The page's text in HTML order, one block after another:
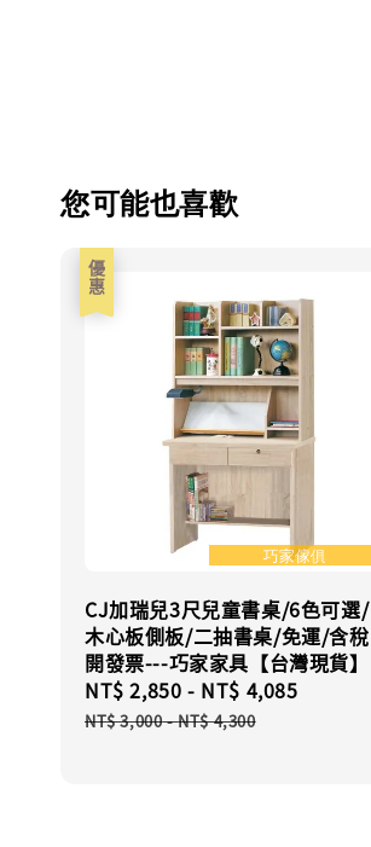
您可能也喜歡
優惠
CJ加瑞兒3尺兒童書桌/6色可選/
木心板側板/二抽書桌/免運/含稅
開發票---巧家家具【台灣現貨】
Sale
price
NT$ 2,850 - NT$ 4,085
NT$ 3,000-NT$ 4,300